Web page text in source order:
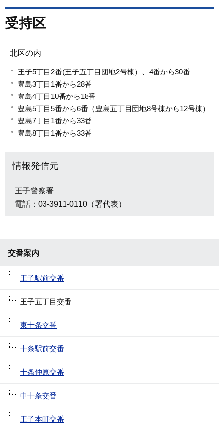
受持区
北区の内
王子5丁目2番(王子五丁目団地2号棟）、4番から30番
豊島3丁目1番から28番
豊島4丁目10番から18番
豊島5丁目5番から6番（豊島五丁目団地8号棟から12号棟）
豊島7丁目1番から33番
豊島8丁目1番から33番
情報発信元
王子警察署
電話：03-3911-0110（署代表）
交番案内
王子駅前交番
王子五丁目交番
東十条交番
十条駅前交番
十条仲原交番
中十条交番
王子本町交番